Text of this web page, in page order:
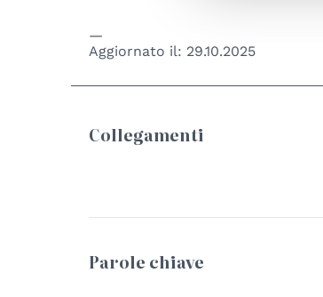
Aggiornato il: 29.10.2025
Collegamenti
Parole chiave